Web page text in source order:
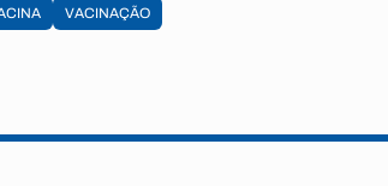
VACINAÇÃO